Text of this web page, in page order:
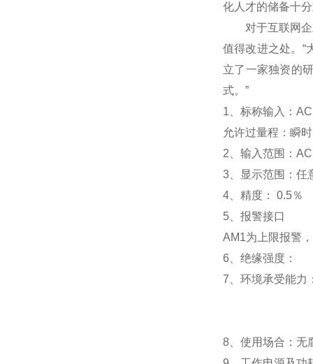
化人才的储备十
对于互联网企业
值得改进之处。“
立了一家独资的
式。”
1 、标称输入：
允许过量程：瞬
2 、输入范围：
3
显示范围： 任
4 、精度： 0.5％
5
报警接口
AM1为上限报警
6
绝缘强度：
7
环境承受
8 、使用场合：